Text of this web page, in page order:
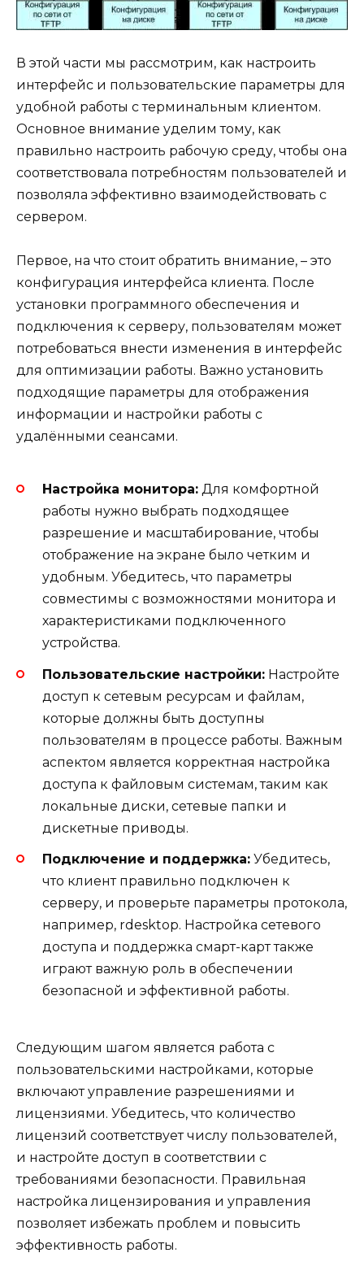
В этой части мы рассмотрим, как настроить
интерфейс и пользовательские параметры для
удобной работы с терминальным клиентом.
Основное внимание уделим тому, как
правильно настроить рабочую среду, чтобы она
соответствовала потребностям пользователей и
позволяла эффективно взаимодействовать с
сервером.
Первое, на что стоит обратить внимание, – это
конфигурация интерфейса клиента. После
установки программного обеспечения и
подключения к серверу, пользователям может
потребоваться внести изменения в интерфейс
для оптимизации работы. Важно установить
подходящие параметры для отображения
информации и настройки работы с
удалёнными сеансами.
Настройка монитора: Для комфортной
работы нужно выбрать подходящее
разрешение и масштабирование, чтобы
отображение на экране было четким и
удобным. Убедитесь, что параметры
совместимы с возможностями монитора и
характеристиками подключенного
устройства.
Пользовательские настройки: Настройте
доступ к сетевым ресурсам и файлам,
которые должны быть доступны
пользователям в процессе работы. Важным
аспектом является корректная настройка
доступа к файловым системам, таким как
локальные диски, сетевые папки и
дискетные приводы.
Подключение и поддержка: Убедитесь,
что клиент правильно подключен к
серверу, и проверьте параметры протокола,
например, rdesktop. Настройка сетевого
доступа и поддержка смарт-карт также
играют важную роль в обеспечении
безопасной и эффективной работы.
Следующим шагом является работа с
пользовательскими настройками, которые
включают управление разрешениями и
лицензиями. Убедитесь, что количество
лицензий соответствует числу пользователей,
и настройте доступ в соответствии с
требованиями безопасности. Правильная
настройка лицензирования и управления
позволяет избежать проблем и повысить
эффективность работы.